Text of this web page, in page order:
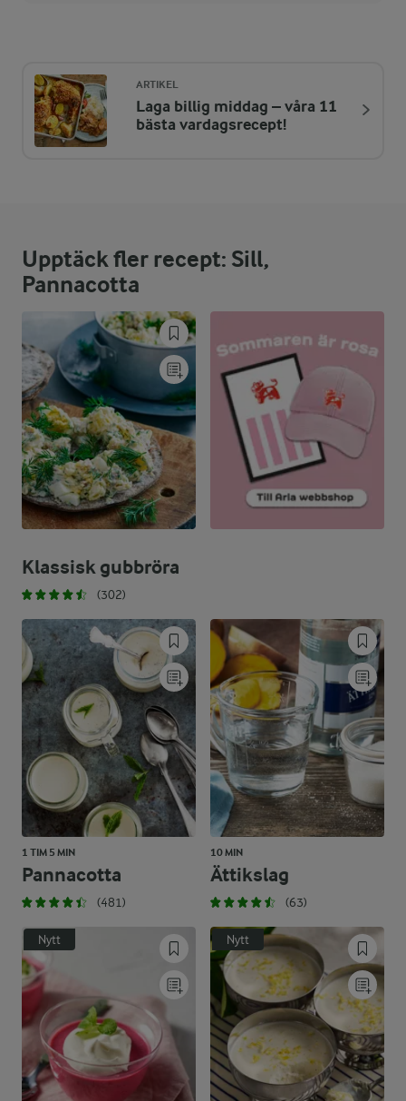
ENERGIDISTRIBUTION %
NÄRINGSVÄRDEN PER ST
Fett:
64,7 %
19,7 g
Kolhydrater:
23,2 %
15,4 g
ARTIKEL
Laga billig middag – våra 11
bästa vardagsrecept!
Upptäck fler recept: Sill,
Pannacotta
Klassisk gubbröra
(302)
1 TIM 5 MIN
Pannacotta
(481)
10 MIN
Ättikslag
(63)
Nytt Nytt